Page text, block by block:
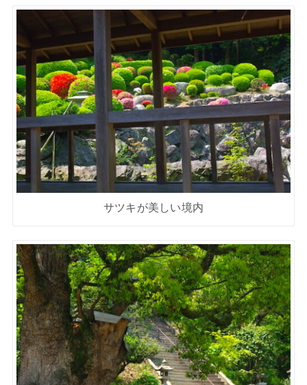
サツキが美しい境内